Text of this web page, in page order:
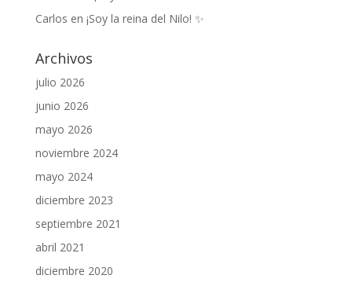
Carlos en ¡Soy la reina del Nilo! ✨
Archivos
julio 2026
junio 2026
mayo 2026
noviembre 2024
mayo 2024
diciembre 2023
septiembre 2021
abril 2021
diciembre 2020